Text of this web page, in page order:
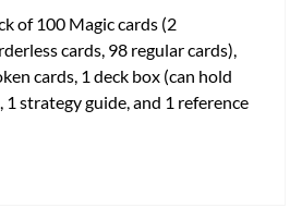
of 100 Magic cards (2
cards, 98 regular cards),
cards, 1 deck box (can hold
1 strategy guide, and 1 reference